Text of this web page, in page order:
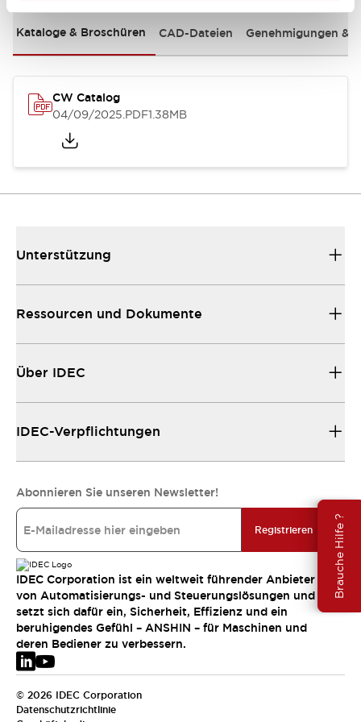
Brauche Hilfe ?
Kataloge & Broschüren CAD-Dateien Genehmigungen &
CW Catalog
04/09/2025.PDF1.38MB
Unterstützung
Ressourcen und Dokumente
Über IDEC
IDEC-Verpflichtungen
Abonnieren Sie unseren Newsletter!
Registrieren
IDEC Corporation ist ein weltweit führender Anbieter
von Automatisierungs- und Steuerungslösungen und
setzt sich dafür ein, Sicherheit, Effizienz und ein
beruhigendes Gefühl – ANSHIN – für Maschinen und
deren Bediener zu verbessern.
© 2026 IDEC Corporation
Datenschutzrichtlinie